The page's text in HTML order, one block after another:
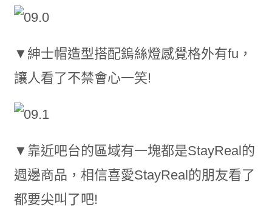
▼紳士帽造型搭配鎢絲燈感覺格外有fu，
讓人看了不禁會心一笑!
▼靠近吧台的區域有一塊都是StayReal的
週邊商品，相信喜愛StayReal的朋友看了
都要尖叫了吧!